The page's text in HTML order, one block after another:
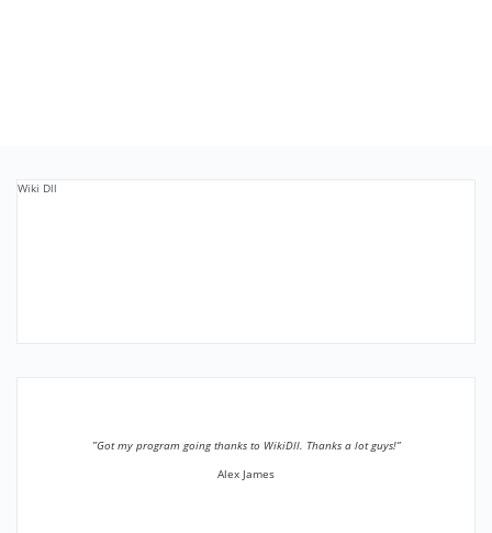
Wiki Dll
”Got my program going thanks to WikiDll. Thanks a lot guys!”
Alex James